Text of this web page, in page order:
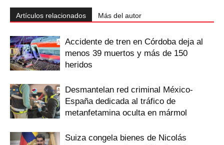
Artículos relacionados Más del autor
Accidente de tren en Córdoba deja al
menos 39 muertos y más de 150
heridos
Desmantelan red criminal México-
España dedicada al tráfico de
metanfetamina oculta en mármol
Suiza congela bienes de Nicolás